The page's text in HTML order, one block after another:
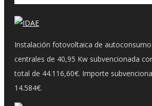
Instalación fotovoltaica de
centrales de 40,95 Kw subvencionada
total de 44.116,60€. Importe
14.584€.